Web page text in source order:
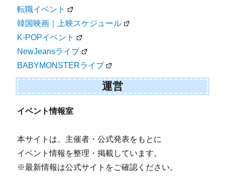
転職イベント
韓国映画｜上映スケジュール
K-POPイベント
NewJeansライブ
BABYMONSTERライブ
運営
イベント情報室
本サイトは、主催者・公式発表をもとに
イベント情報を整理・掲載しています。
※最新情報は公式サイトをご確認ください。